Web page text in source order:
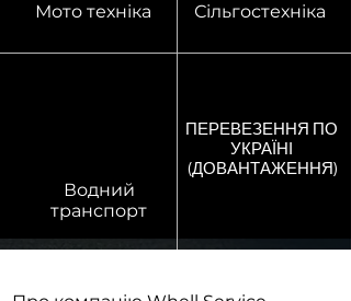
Мото техніка Сільгостехніка
ПЕРЕВЕЗЕННЯ ПО
УКРАЇНІ
(ДОВАНТАЖЕННЯ)
Водний
транспорт